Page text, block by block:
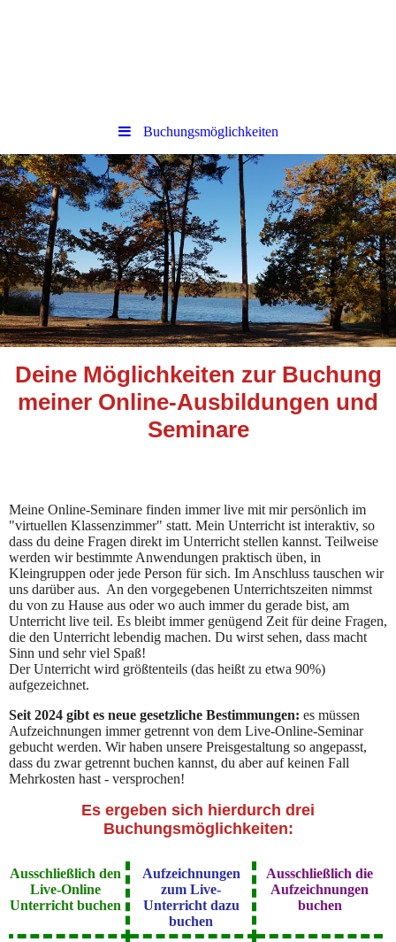
Buchungsmöglichkeiten
Deine Möglichkeiten zur Buchung
meiner Online-Ausbildungen und
Seminare
Meine Online-Seminare finden immer live mit mir persönlich im
"virtuellen Klassenzimmer" statt. Mein Unterricht ist interaktiv, so
dass du deine Fragen direkt im Unterricht stellen kannst. Teilweise
werden wir bestimmte Anwendungen praktisch üben, in
Kleingruppen oder jede Person für sich. Im Anschluss tauschen wir
uns darüber aus. An den vorgegebenen Unterrichtszeiten nimmst
du von zu Hause aus oder wo auch immer du gerade bist, am
Unterricht live teil. Es bleibt immer genügend Zeit für deine Fragen,
die den Unterricht lebendig machen. Du wirst sehen, dass macht
Sinn und sehr viel Spaß!
Der Unterricht wird größtenteils (das heißt zu etwa 90%)
aufgezeichnet.
Seit 2024 gibt es neue gesetzliche Bestimmungen: es müssen
Aufzeichnungen immer getrennt von dem Live-Online-Seminar
gebucht werden. Wir haben unsere Preisgestaltung so angepasst,
dass du zwar getrennt buchen kannst, du aber auf keinen Fall
Mehrkosten hast - versprochen!
Es ergeben sich hierdurch drei
Buchungsmöglichkeiten:
Ausschließlich den
Live-Online
Unterricht buchen
Aufzeichnungen
zum Live-
Unterricht dazu
buchen
Ausschließlich die
Aufzeichnungen
buchen